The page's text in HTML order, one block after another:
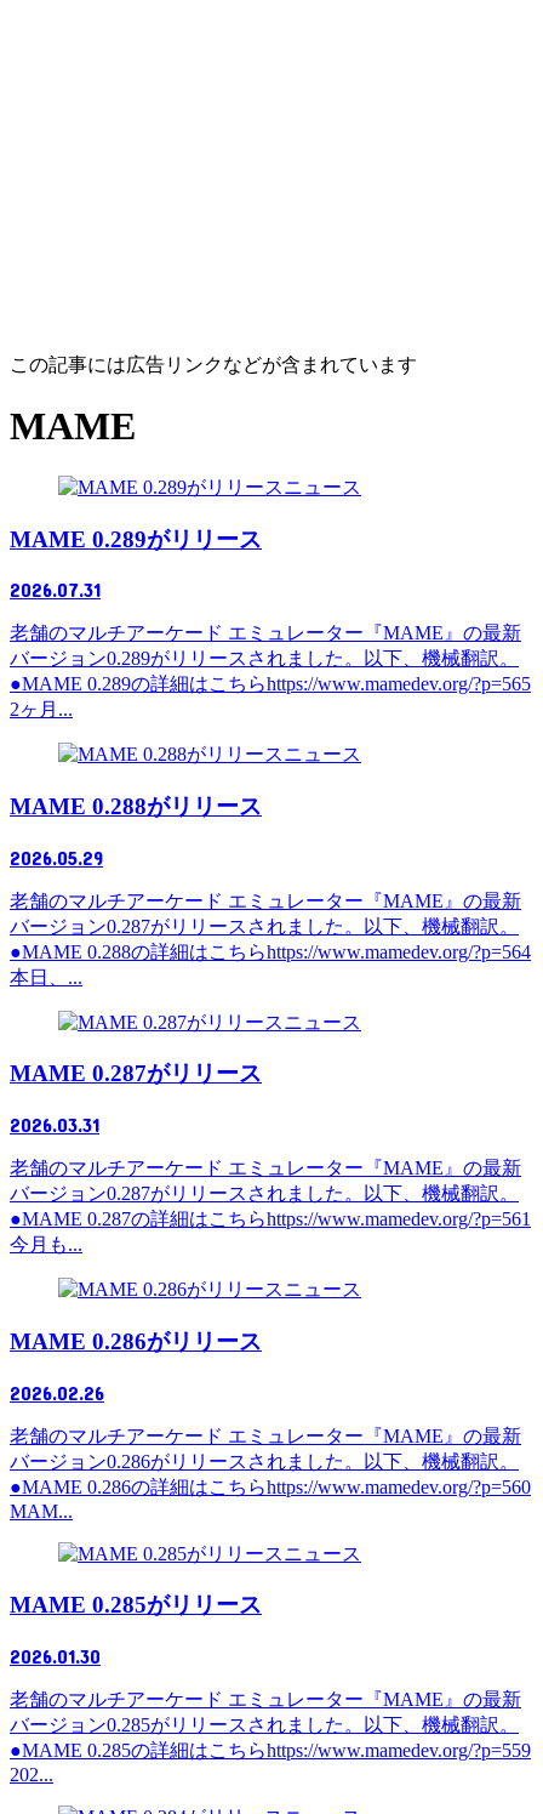
この記事には広告リンクなどが含まれています
MAME
ニュース
MAME 0.289がリリース
2026.07.31
老舗のマルチアーケード エミュレーター『MAME』の最新
バージョン0.289がリリースされました。以下、機械翻訳。
●MAME 0.289の詳細はこちらhttps://www.mamedev.org/?p=565
2ヶ月...
ニュース
MAME 0.288がリリース
2026.05.29
老舗のマルチアーケード エミュレーター『MAME』の最新
バージョン0.287がリリースされました。以下、機械翻訳。
●MAME 0.288の詳細はこちらhttps://www.mamedev.org/?p=564
本日、...
ニュース
MAME 0.287がリリース
2026.03.31
老舗のマルチアーケード エミュレーター『MAME』の最新
バージョン0.287がリリースされました。以下、機械翻訳。
●MAME 0.287の詳細はこちらhttps://www.mamedev.org/?p=561
今月も...
ニュース
MAME 0.286がリリース
2026.02.26
老舗のマルチアーケード エミュレーター『MAME』の最新
バージョン0.286がリリースされました。以下、機械翻訳。
●MAME 0.286の詳細はこちらhttps://www.mamedev.org/?p=560
MAM...
ニュース
MAME 0.285がリリース
2026.01.30
老舗のマルチアーケード エミュレーター『MAME』の最新
バージョン0.285がリリースされました。以下、機械翻訳。
●MAME 0.285の詳細はこちらhttps://www.mamedev.org/?p=559
202...